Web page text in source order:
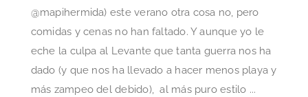
@mapihermida) este verano otra cosa no, pero
comidas y cenas no han faltado. Y aunque yo le
eche la culpa al Levante que tanta guerra nos ha
dado (y que nos ha llevado a hacer menos playa y
más zampeo del debido), al más puro estilo ...